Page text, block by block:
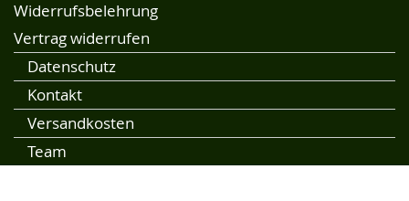
Widerrufsbelehrung
Vertrag widerrufen
Datenschutz
Kontakt
Versandkosten
Team